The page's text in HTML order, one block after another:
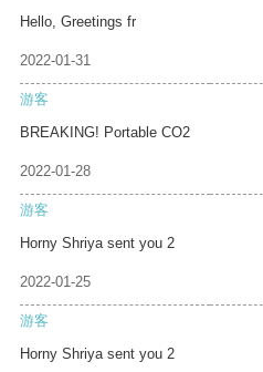
Hello, Greetings fr
2022-01-31
游客
BREAKING! Portable CO2
2022-01-28
游客
Horny Shriya sent you 2
2022-01-25
游客
Horny Shriya sent you 2